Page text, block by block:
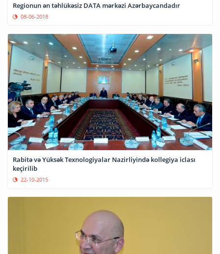
Regionun ən təhlükəsiz DATA mərkəzi Azərbaycandadır
08-06-2018
Rabitə və Yüksək Texnologiyalar Nazirliyində kollegiya iclası
keçirilib
22-10-2015